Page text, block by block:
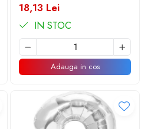
18,13 Lei
IN STOC
Adauga in cos